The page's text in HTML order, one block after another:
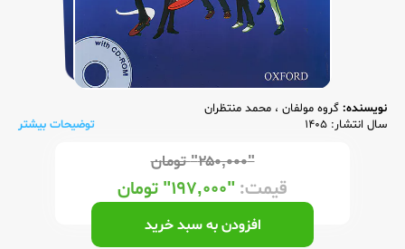
نویسنده: گروه مولفان ، محمد منتظران
سال انتشار: 1405
توضیحات بیشتر
"۲۵۰,۰۰۰" تومان
قیمت: "۱۹۷,۰۰۰" تومان
افزودن به سبد خرید